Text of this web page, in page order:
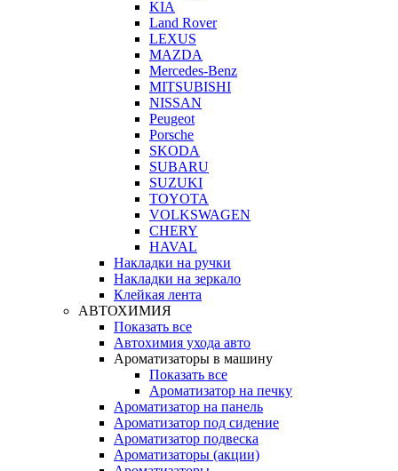
KIA
Land Rover
LEXUS
MAZDA
Mercedes-Benz
MITSUBISHI
NISSAN
Peugeot
Porsche
SKODA
SUBARU
SUZUKI
TOYOTA
VOLKSWAGEN
CHERY
HAVAL
Накладки на ручки
Накладки на зеркало
Клейкая лента
АВТОХИМИЯ
Показать все
Автохимия ухода авто
Ароматизаторы в машину
Показать все
Ароматизатор на печку
Ароматизатор на панель
Ароматизатор под сидение
Ароматизатор подвеска
Ароматизаторы (акции)